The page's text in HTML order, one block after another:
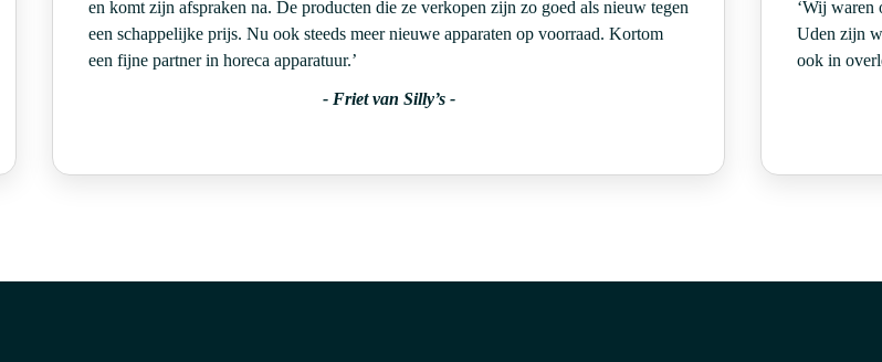
en komt zijn afspraken na. De producten die ze verkopen zijn zo goed als nieuw tegen
een schappelijke prijs. Nu ook steeds meer nieuwe apparaten op voorraad. Kortom
een fijne partner in horeca apparatuur.’
- Friet van Silly’s-
‘Wij waren
Uden zijn
ook in